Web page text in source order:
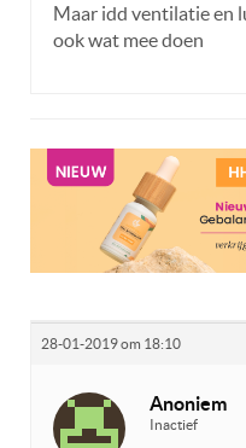
Maar idd ventilatie en
ook wat mee doen
28-01-2019 om 18:10
Anoniem
Inactief